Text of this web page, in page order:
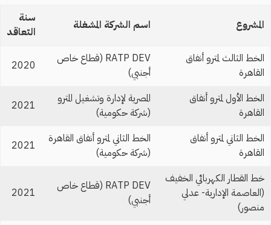
المشروع اسم الشركة المشغلة
سنة
التعاقد
الخط الثالث لمترو أنفاق
القاهرة
RATP DEV (قطاع خاص
أجنبي)
2020
الخط الأول لمترو أنفاق
القاهرة
المصرية لإدارة وتشغيل المترو
(شركة حكومية)
2021
الخط الثاني لمترو أنفاق
القاهرة
الخط الثاني لمترو أنفاق القاهرة
(شركة حكومية)
2021
خط القطار الكهربائي الخفيف
(العاصمة الإدارية- عدلي
منصور)
RATP DEV (قطاع خاص
أجنبي)
2021